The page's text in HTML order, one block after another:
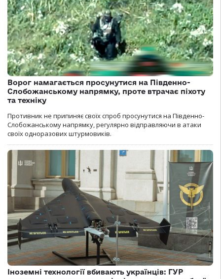
Ворог намагається просунутися на Південно-
Слобожанському напрямку, проте втрачає піхоту
та техніку
Противник не припиняє своїх спроб просунутися на Південно-
Слобожанському напрямку, регулярно відправляючи в атаки
своїх одноразових штурмовиків.
Іноземні технології вбивають українців: ГУР